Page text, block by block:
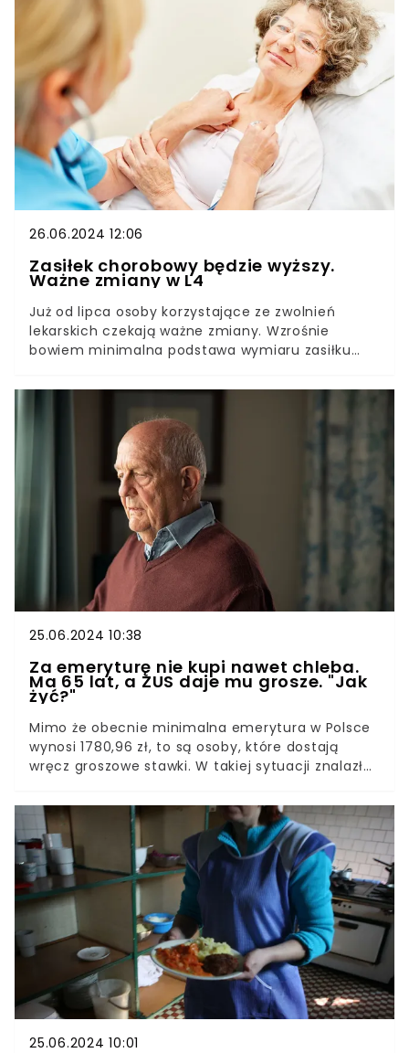
portfeli. Chodzi o podwyżki opłat za wodę.
26.06.2024 12:06
Zasiłek chorobowy będzie wyższy.
Ważne zmiany w L4
Już od lipca osoby korzystające ze zwolnień
lekarskich czekają ważne zmiany. Wzrośnie
bowiem minimalna podstawa wymiaru zasiłku
przebywający na L4 będą mogli liczyć na więcej
25.06.2024 10:38
Za emeryturę nie kupi nawet chleba.
Ma 65 lat, a ZUS daje mu grosze. "Jak
żyć?"
Mimo że obecnie minimalna emerytura w Polsce
wynosi 1780,96 zł, to są osoby, które dostają
wręcz groszowe stawki. W takiej sytuacji znalazł
Wielkopolski, który dostaje zaledwie... 1 grosz
miesięcznie!
25.06.2024 10:01